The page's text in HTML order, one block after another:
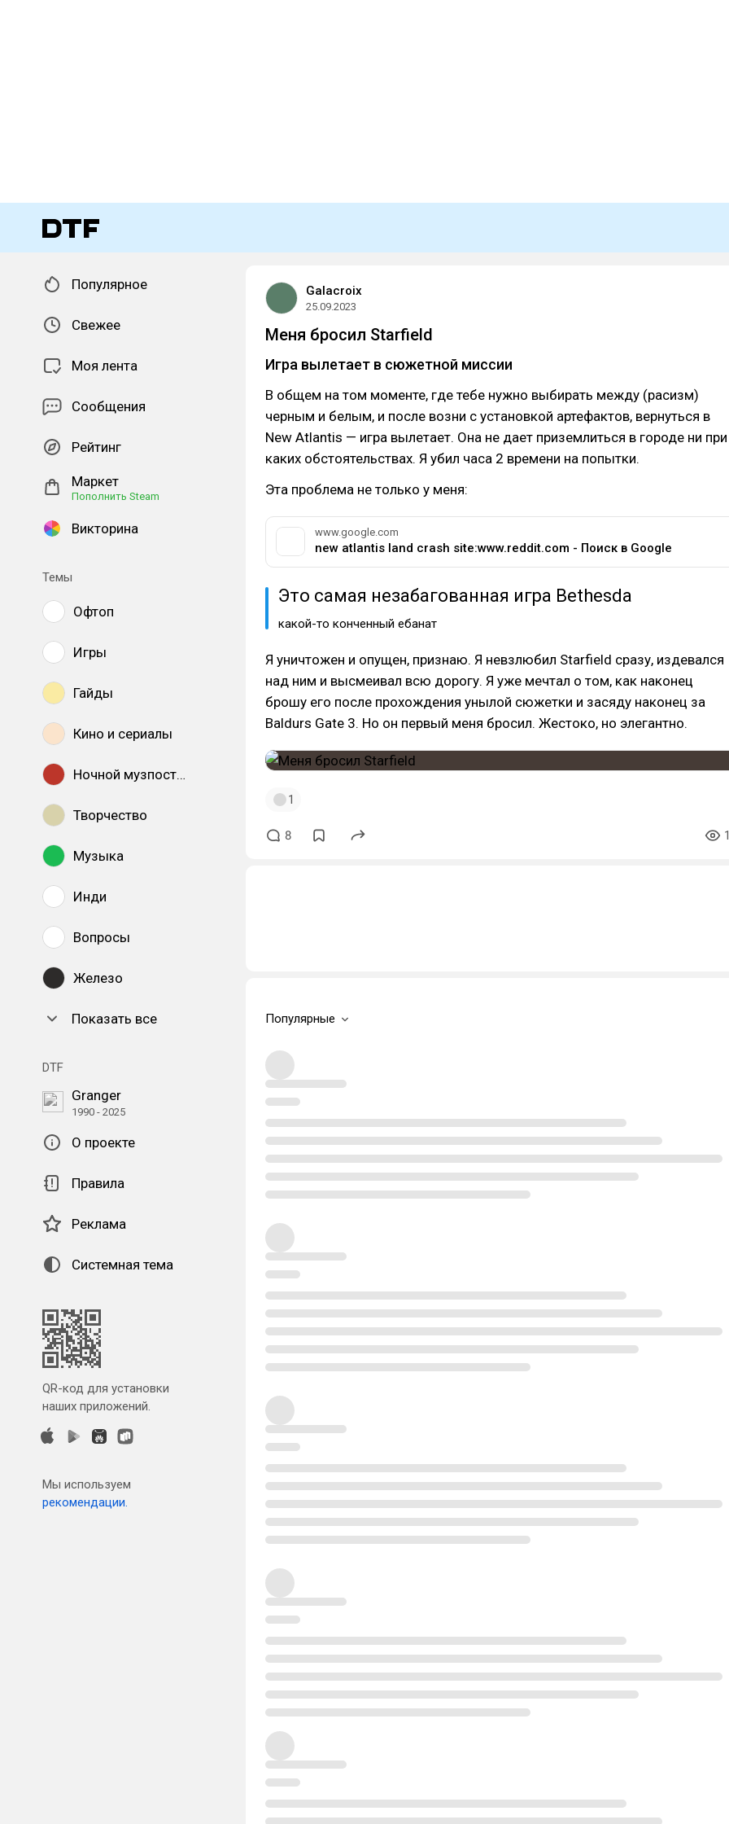
Популярное
Свежее
Моя лента
Сообщения
Рейтинг
Маркет
Пополнить Steam
Викторина
Темы
Офтоп
Игры
Гайды
Кино и сериалы
Ночной музпостинг
Творчество
Музыка
Инди
Вопросы
Железо
Показать все
DTF
Granger
1990 - 2025
О проекте
Правила
Реклама
Системная тема
QR-код для установки
наших приложений.
Мы используем
рекомендации.
Galacroix
25.09.2023
Меня бросил Starfield
Игра вылетает в сюжетной миссии
В общем на том моменте, где тебе нужно выбирать между (расизм)
черным и белым, и после возни с установкой артефактов, вернуться в
New Atlantis — игра вылетает. Она не дает приземлиться в городе ни при
каких обстоятельствах. Я убил часа 2 времени на попытки.
Эта проблема не только у меня:
www.google.com
new atlantis land crash site:www.reddit.com - Поиск в Google
Это самая незабагованная игра Bethesda
какой-то конченный ебанат
Я уничтожен и опущен, признаю. Я невзлюбил Starfield сразу, издевался
над ним и высмеивал всю дорогу. Я уже мечтал о том, как наконец
брошу его после прохождения унылой сюжетки и засяду наконец за
Baldurs Gate 3. Но он первый меня бросил. Жестоко, но элегантно.
1
8
Популярные